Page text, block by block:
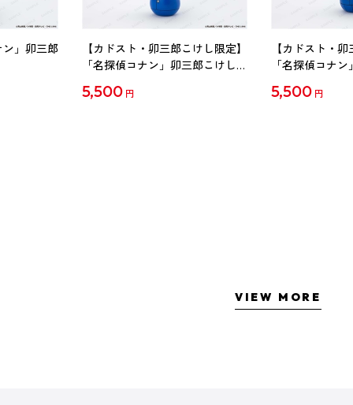
」卯三郎
【カドスト・卯三郎こけし限定】
「名探偵コナン」卯三郎こけし
5,500 円
【カドスト・
「名探偵コナ
5,500 円
VIEW MORE